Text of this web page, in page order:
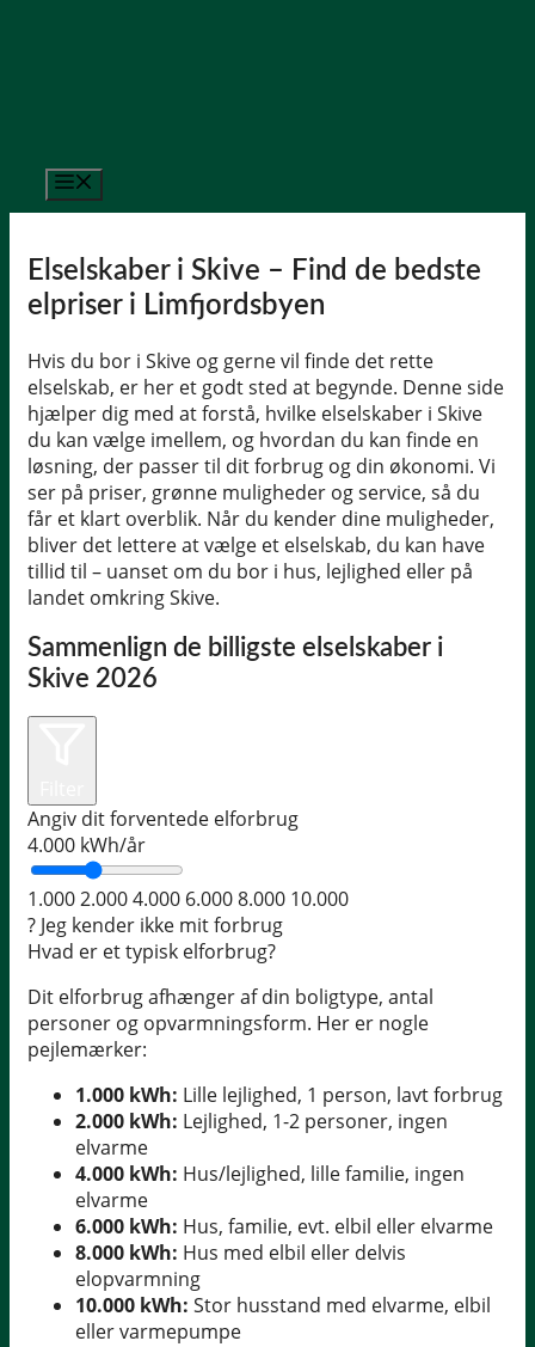
Elselskaber i Skive – Find de bedste
elpriser i Limfjordsbyen
Hvis du bor i Skive og gerne vil finde det rette
elselskab, er her et godt sted at begynde. Denne side
hjælper dig med at forstå, hvilke elselskaber i Skive
du kan vælge imellem, og hvordan du kan finde en
løsning, der passer til dit forbrug og din økonomi. Vi
ser på priser, grønne muligheder og service, så du
får et klart overblik. Når du kender dine muligheder,
bliver det lettere at vælge et elselskab, du kan have
tillid til – uanset om du bor i hus, lejlighed eller på
landet omkring Skive.
Sammenlign de billigste elselskaber i
Skive 2026
Angiv dit forventede elforbrug
4.000 kWh/år
1.0002.0004.000 6.0008.000 10.000
? Jeg kender ikke mit forbrug
Hvad er et typisk elforbrug?
Dit elforbrug afhænger af din boligtype, antal
personer og opvarmningsform. Her er nogle
pejlemærker:
1.000 kWh: Lille lejlighed, 1 person, lavt forbrug
2.000 kWh: Lejlighed, 1-2 personer, ingen
elvarme
4.000 kWh: Hus/lejlighed, lille familie, ingen
elvarme
6.000 kWh: Hus, familie, evt. elbil eller elvarme
8.000 kWh: Hus med elbil eller delvis
elopvarmning
10.000 kWh: Stor husstand med elvarme, elbil
eller varmepumpe